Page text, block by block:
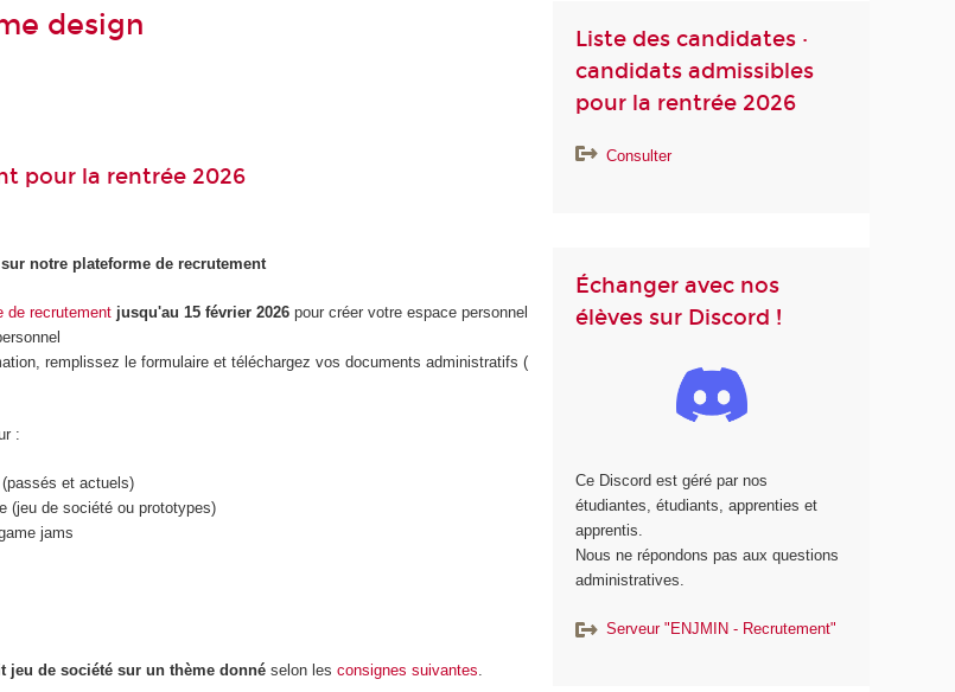
design
pour la rentrée 2026
notre plateforme de recrutement
de recrutement jusqu'au 15 février 2026pour créer votre espace personnel
remplissez le formulaire et téléchargez vos documents administratifs (
:
(passés et actuels)
(jeu de société ou prototypes)
jams
jeu de société sur un thème donné selon les consignes suivantes
Liste des candidates ·
candidats admissibles
pour la rentrée 2026
Consulter
Échanger avec nos
élèves sur Discord !
Ce Discord est géré par nos
étudiantes, étudiants, apprenties et
apprentis.
Nous ne répondons pas aux questions
administratives.
Serveur "ENJMIN - Recrutement"